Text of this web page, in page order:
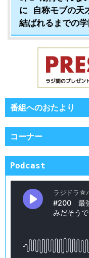
に 自称モブの天
結ばれるまでの学
番組へのおたより
コーナー
Podcast